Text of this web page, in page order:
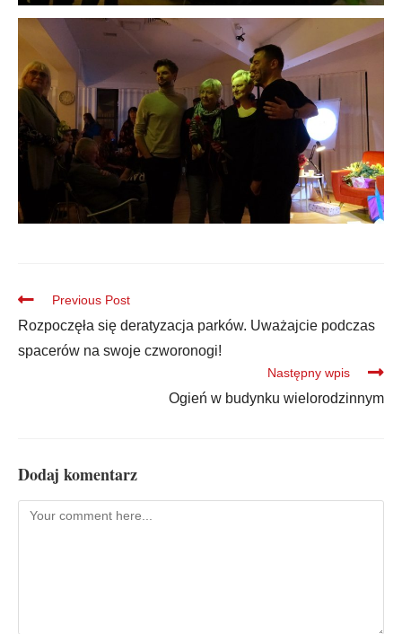
Previous Post
Rozpoczęła się deratyzacja parków. Uważajcie podczas
spacerów na swoje czworonogi!
Następny wpis
Ogień w budynku wielorodzinnym
Dodaj komentarz